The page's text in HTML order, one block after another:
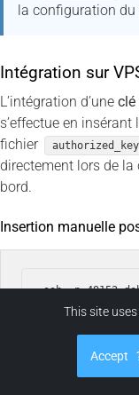
la configuration du
Intégration sur
L’intégration d’une clé
s’effectue en
fichier
directement lors de la
bord.
Insertion manuelle
Ensuite, déchiffrez
conteneur chiffré :
This site
Accept